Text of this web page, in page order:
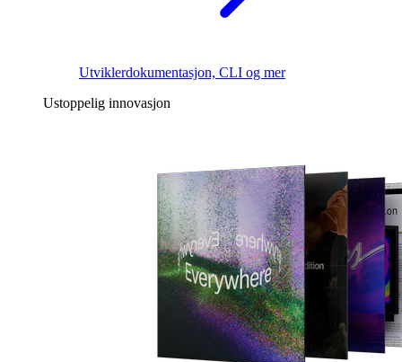
Utviklerdokumentasjon, CLI og mer
Ustoppelig innovasjon